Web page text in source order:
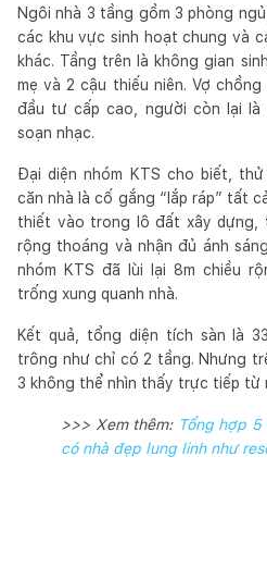
Ngôi nhà 3 tầng gồm 3 phòng
các khu vực sinh hoạt chung và
khác. Tầng trên là không gian
mẹ và 2 cậu thiếu niên. Vợ
đầu tư cấp cao, người còn lại là
soạn nhạc.
Đại diện nhóm KTS cho biết,
căn nhà là cố gắng “lắp ráp” tất
thiết vào trong lô đất xây dựng,
rộng thoáng và nhận đủ ánh
nhóm KTS đã lùi lại 8m chiều
trống xung quanh nhà.
Kết quả, tổng diện tích sàn là
trông như chỉ có 2 tầng. Nhưng
3 không thể nhìn thấy trực tiếp từ
>>> Xem thêm: Tổng hợp
có nhà đẹp lung linh như